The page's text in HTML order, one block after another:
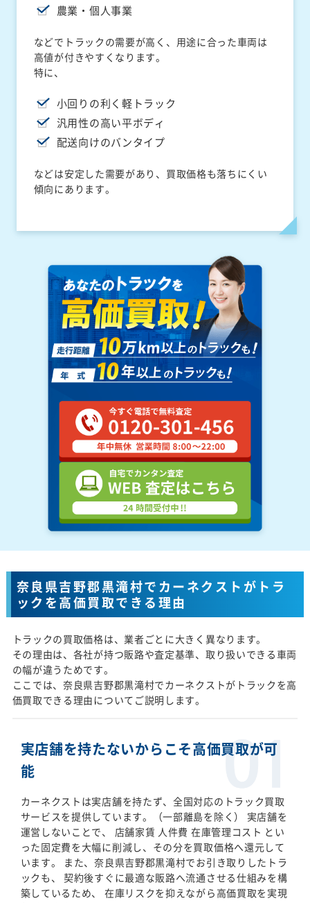
農業・個人事業
などでトラックの需要が高く、用途に合った車両は
高値が付きやすくなります。
特に、
小回りの利く軽トラック
汎用性の高い平ボディ
配送向けのバンタイプ
などは安定した需要があり、買取価格も落ちにくい
傾向にあります。
奈良県吉野郡黒滝村でカーネクストがトラ
ックを高価買取できる理由
トラックの買取価格は、業者ごとに大きく異なります。
その理由は、各社が持つ販路や査定基準、取り扱いできる車両
の幅が違うためです。
ここでは、奈良県吉野郡黒滝村でカーネクストがトラックを高
価買取できる理由についてご説明します。
実店舗を持たないからこそ高価買取が可
能
カーネクストは実店舗を持たず、全国対応のトラック買取
サービスを提供しています。（一部離島を除く） 実店舗を
運営しないことで、 店舗家賃 人件費 在庫管理コスト とい
った固定費を大幅に削減し、その分を買取価格へ還元して
います。 また、奈良県吉野郡黒滝村でお引き取りしたトラ
ックも、 契約後すぐに最適な販路へ流通させる仕組みを構
築しているため、 在庫リスクを抑えながら高価買取を実現